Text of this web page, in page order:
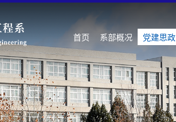
首页 系部概况 党建思政